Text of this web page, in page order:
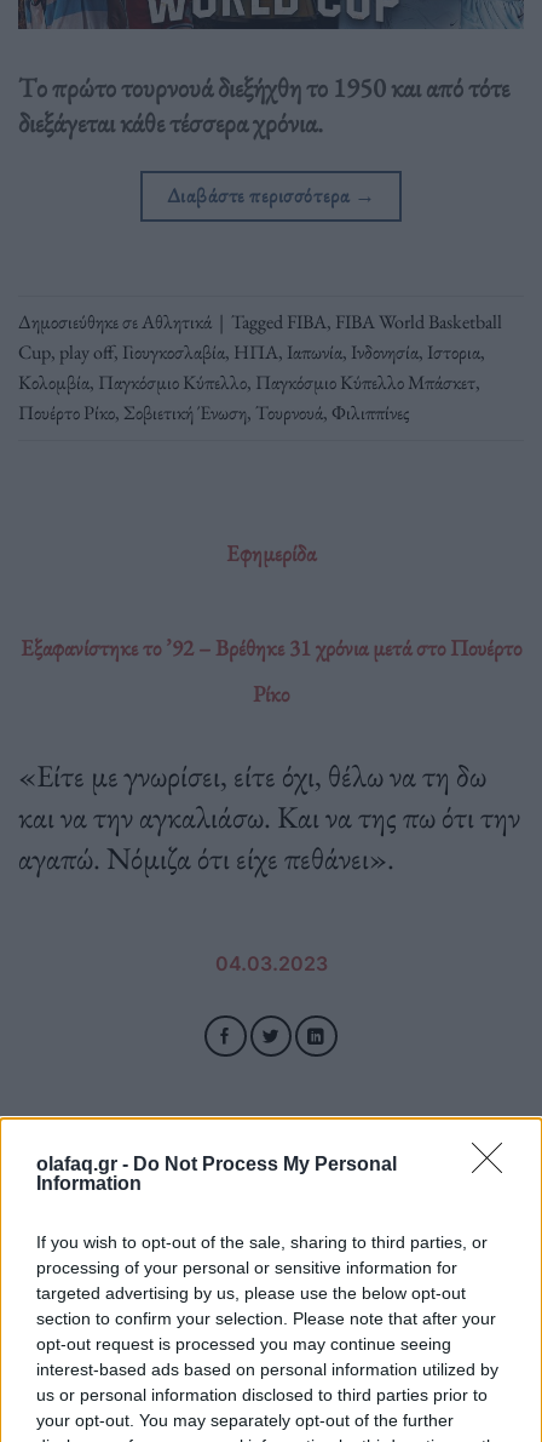
olafaq.gr - Do Not Process My Personal
Information
If you wish to opt-out of the sale, sharing to third parties, or
processing of your personal or sensitive information for
targeted advertising by us, please use the below opt-out
section to confirm your selection. Please note that after your
opt-out request is processed you may continue seeing
interest-based ads based on personal information utilized by
us or personal information disclosed to third parties prior to
your opt-out. You may separately opt-out of the further
Tο πρώτο τουρνουά διεξήχθη το 1950 και από τότε
διεξάγεται κάθε τέσσερα χρόνια.
Διαβάστε περισσότερα →
Δημοσιεύθηκε σεΑθλητικά | TaggedFIBA, FIBA World Basketball
Cup, play off, Γιουγκοσλαβία, ΗΠΑ, Ιαπωνία, Ινδονησία, Ιστορια,
Κολομβία, Παγκόσμιο Κύπελλο, Παγκόσμιο Κύπελλο Μπάσκετ,
Πουέρτο Ρίκο, Σοβιετική Ένωση, Τουρνουά, Φιλιππίνες
Εφημερίδα
Εξαφανίστηκε το ’92 – Βρέθηκε 31 χρόνια μετά στο Πουέρτο
Ρίκο
«Είτε με γνωρίσει, είτε όχι, θέλω να τη δω
και να την αγκαλιάσω. Και να της πω ότι την
αγαπώ. Νόμιζα ότι είχε πεθάνει».
04.03.2023